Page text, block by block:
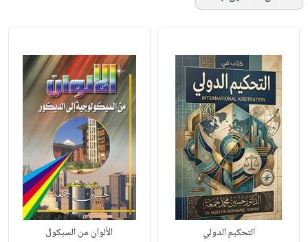
التحكيم الدولي الألوان من السيكول